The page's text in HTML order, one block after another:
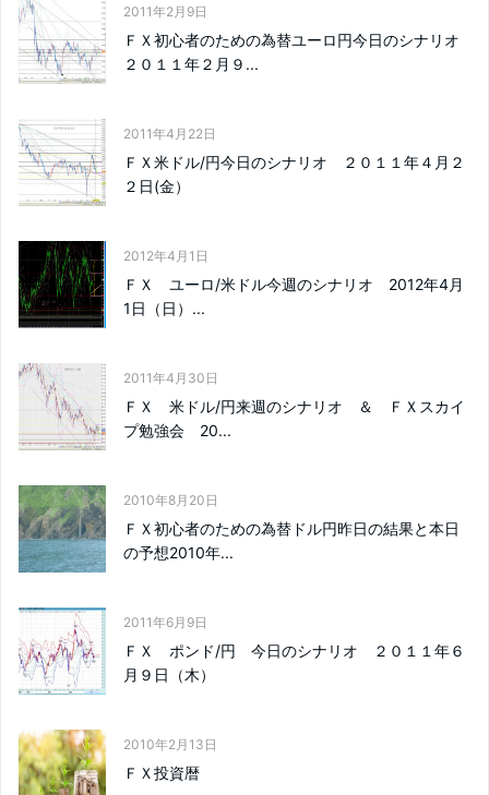
2011年2月9日
ＦＸ初心者のための為替ユーロ円今日のシナリオ
２０１１年２月９...
2011年4月22日
ＦＸ米ドル/円今日のシナリオ ２０１１年４月２
２日(金）
2012年4月1日
ＦＸ ユーロ/米ドル今週のシナリオ 2012年4月
1日（日）...
2011年4月30日
ＦＸ 米ドル/円来週のシナリオ ＆ ＦＸスカイ
プ勉強会 20...
2010年8月20日
ＦＸ初心者のための為替ドル円昨日の結果と本日
の予想2010年...
2011年6月9日
ＦＸ ポンド/円 今日のシナリオ ２０１１年６
月９日（木）
2010年2月13日
ＦＸ投資暦